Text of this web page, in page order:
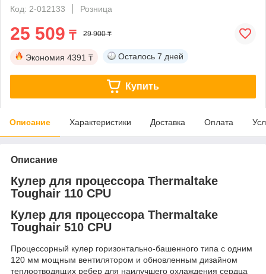
Код: 2-012133
Розница
25 509 ₸ 29 900 ₸
Экономия 4391 ₸ Осталось 7 дней
Купить
Описание Характеристики Доставка Оплата
Описание
Кулер для процессора Thermaltake
Toughair 110 CPU
Кулер для процессора Thermaltake
Toughair 510 CPU
Процессорный кулер горизонтально-башенного типа с одним
120 мм мощным вентилятором и обновленным дизайном
теплоотводящих ребер для наилучшего охлаждения сердца